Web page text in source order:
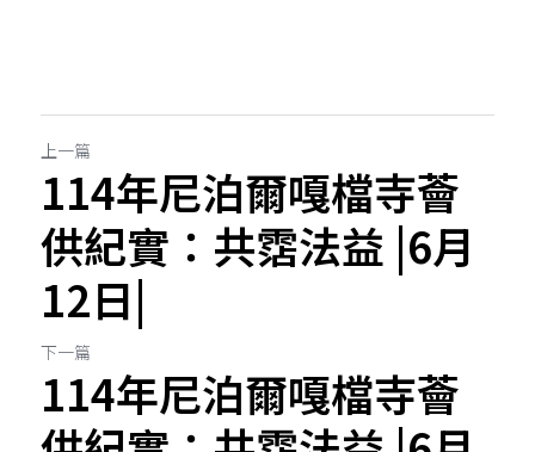
上一篇
114年尼泊爾嘎檔寺薈
供紀實：共霑法益 |6月
12日|
下一篇
114年尼泊爾嘎檔寺薈